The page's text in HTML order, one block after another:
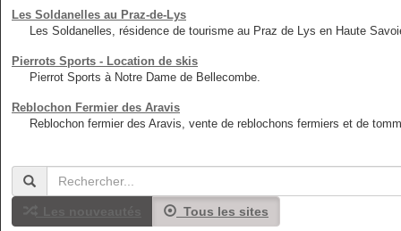
Les Soldanelles au Praz-de-Lys
Les Soldanelles, résidence de tourisme au Praz de Lys en Haute
Pierrots Sports - Location de skis
Pierrot Sports à Notre Dame de Bellecombe.
Reblochon Fermier des Aravis
Reblochon fermier des Aravis, vente de reblochons fermiers et de
Tous les sites